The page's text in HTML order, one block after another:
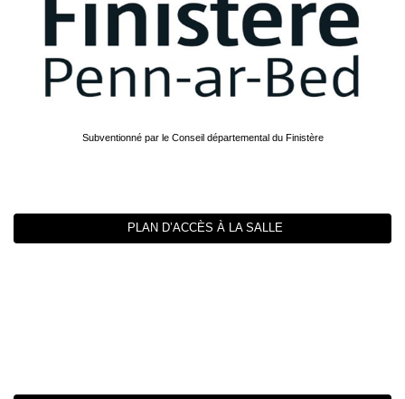
Subventionné par le Conseil départemental du Finistère
PLAN D’ACCÈS À LA SALLE